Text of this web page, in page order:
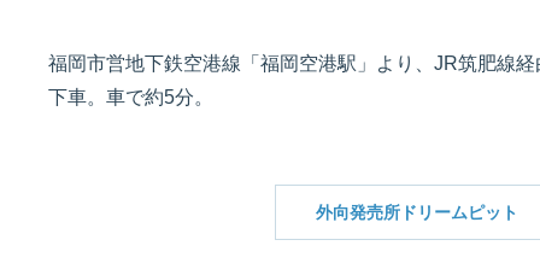
福岡市営地下鉄空港線「福岡空港駅」より、JR筑肥線
下車。車で約5分。
外向発売所ドリームピット